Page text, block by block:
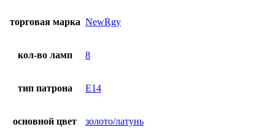
торговая марка NewRgy
кол-во ламп 8
тип патрона E14
основной цвет золото/латунь